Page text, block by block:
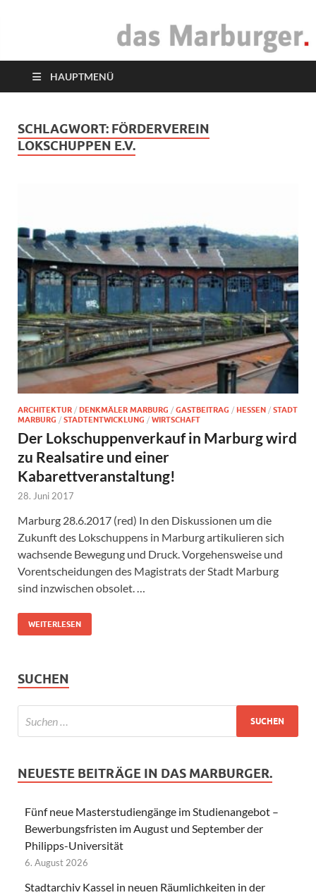
das Marburger.
HAUPTMENÜ
SCHLAGWORT: FÖRDERVEREIN
LOKSCHUPPEN E.V.
ARCHITEKTUR / DENKMÄLER MARBURG / GASTBEITRAG / HESSEN / STADT
MARBURG / STADTENTWICKLUNG / WIRTSCHAFT
Der Lokschuppenverkauf in Marburg wird
zu Realsatire und einer
Kabarettveranstaltung!
28. Juni 2017
Marburg 28.6.2017 (red) In den Diskussionen um die
Zukunft des Lokschuppens in Marburg artikulieren sich
wachsende Bewegung und Druck. Vorgehensweise und
Vorentscheidungen des Magistrats der Stadt Marburg
sind inzwischen obsolet. …
WEITERLESEN
SUCHEN
NEUESTE BEITRÄGE IN DAS MARBURGER.
Fünf neue Masterstudiengänge im Studienangebot –
Bewerbungsfristen im August und September der
Philipps-Universität
6. August 2026
Stadtarchiv Kassel in neuen Räumlichkeiten in der